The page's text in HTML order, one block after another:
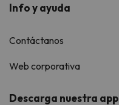
Info y ayuda
Contáctanos
Web corporativa
Descarga nuestra app